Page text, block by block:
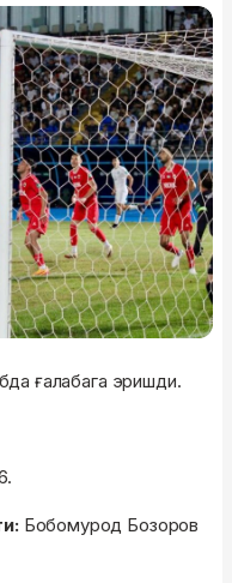
ғалабага эришди.
Бобомурод Бозоров